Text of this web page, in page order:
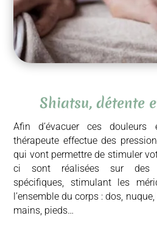
Shiatsu, détente
Afin d’évacuer ces
thérapeute effectue des
qui vont permettre de stimuler
ci sont réalisées sur des
spécifiques, stimulant les
l’ensemble du corps : dos,
mains, pieds…